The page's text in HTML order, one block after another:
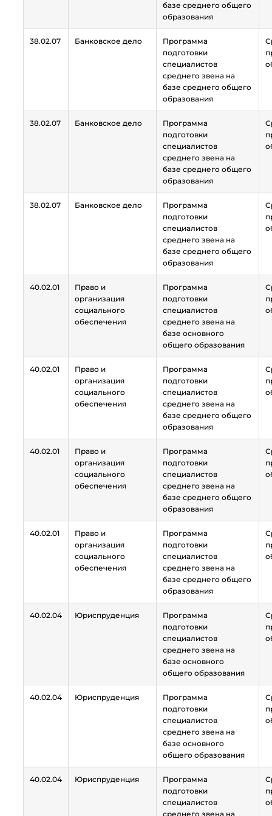
базе среднего общего
образования
38.02.07 Банковское дело
Программа
подготовки
специалистов
среднего звена на
базе среднего общего
образования
38.02.07 Банковское дело
Программа
подготовки
специалистов
среднего звена на
базе среднего общего
образования
38.02.07 Банковское дело
Программа
подготовки
специалистов
среднего звена на
базе среднего общего
образования
40.02.01
Право и
организация
социального
обеспечения
Программа
подготовки
специалистов
среднего звена на
базе основного
общего образования
40.02.01
Право и
организация
социального
обеспечения
Программа
подготовки
специалистов
среднего звена на
базе среднего общего
образования
40.02.01
Право и
организация
социального
обеспечения
Программа
подготовки
специалистов
среднего звена на
базе среднего общего
образования
40.02.01
Право и
организация
социального
обеспечения
Программа
подготовки
специалистов
среднего звена на
базе среднего общего
образования
40.02.04 Юриспруденция
Программа
подготовки
специалистов
среднего звена на
базе основного
общего образования
40.02.04 Юриспруденция
Программа
подготовки
специалистов
среднего звена на
базе основного
общего образования
40.02.04 Юриспруденция
Программа
подготовки
специалистов
среднего звена на